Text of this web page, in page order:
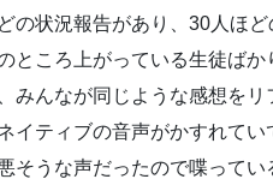
の状況報告があり、30人ほ
ところ上がっている生徒ばか
みんなが同じような感想をリ
イティブの音声がかすれてい
そうな声だったので喋ってい